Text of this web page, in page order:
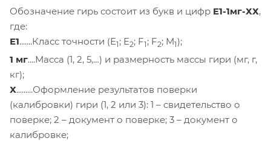
Обозначение гирь состоит из букв и цифр E1-1мг-ХХ,
где:
E1.......Класс точности (Е1 ; Е2; F1 ; F2; М1);
1 мг....Масса (1, 2, 5,…) и размерность массы гири (мг, г,
кг);
Х.........Оформление результатов поверки
(калибровки) гири (1, 2 или 3): 1 – свидетельство о
поверке; 2 – документ о поверке; 3 – документ о
калибровке;